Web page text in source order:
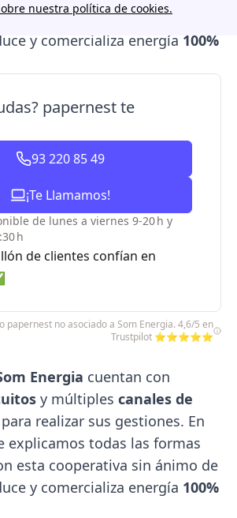
nuestra política de cookies.
esta cooperativa sin ánimo de
y comercializa energía 100%
papernest te
93 220 85 49
¡Te Llamamos!
de lunes a viernes 9-20 h y
h
de clientes confían en
papernest no asociado a Som Energia. 4,6/5 en
Trustpilot ⭐⭐⭐⭐⭐
Energia cuentan con
y múltiples canales de
para realizar sus gestiones. En
explicamos todas las formas
esta cooperativa sin ánimo de
y comercializa energía 100%